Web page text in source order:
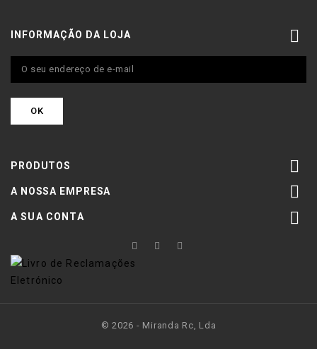
INFORMAÇÃO DA LOJA 
PRODUTOS 
A NOSSA EMPRESA 
A SUA CONTA 
© 2026 - Miranda Rc, Lda